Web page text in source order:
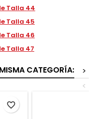
Talla 44
Talla 45
Talla 46
Talla 47
CATEGORÍA:
>
<
favorite_border